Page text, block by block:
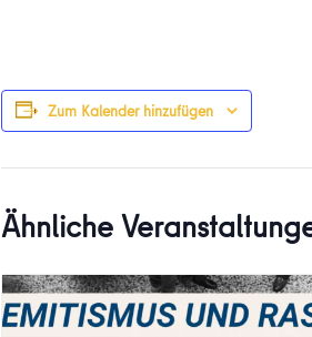
Zum Kalender hinzufügen
Ähnliche